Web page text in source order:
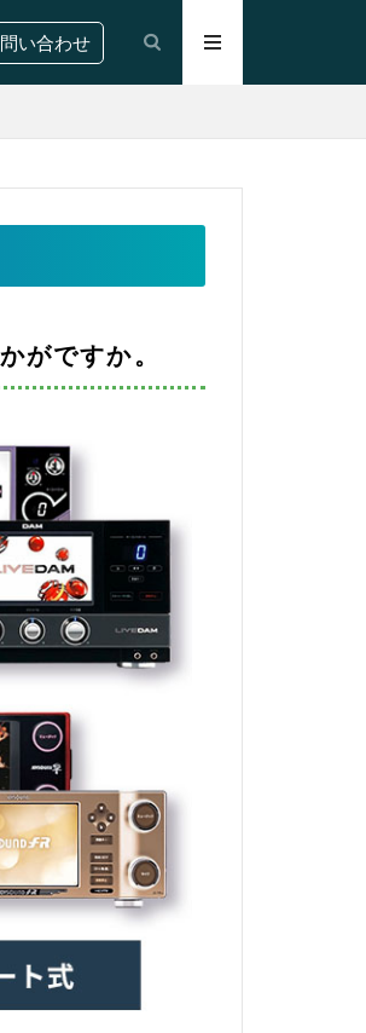
い合わせ
がですか。